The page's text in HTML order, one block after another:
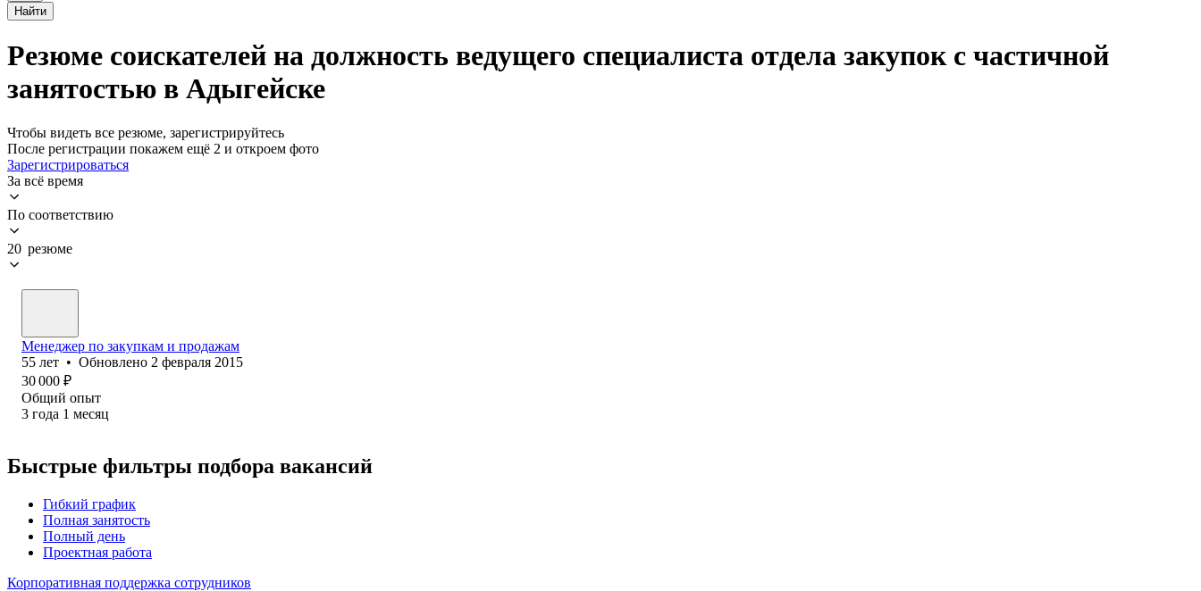
Найти
Резюме соискателей на должность ведущего специалиста отдела закупок с частичной
занятостью в Адыгейске
Чтобы видеть все резюме, зарегистрируйтесь
После регистрации покажем ещё 2 и откроем фото
Зарегистрироваться
За всё время
По соответствию
20 резюме
Менеджер по закупкам и продажам
55 лет • Обновлено 2 февраля 2015
30 000 ₽
Общий опыт
3 года 1 месяц
Быстрые фильтры подбора вакансий
Гибкий график
Полная занятость
Полный день
Проектная работа
Корпоративная поддержка сотрудников